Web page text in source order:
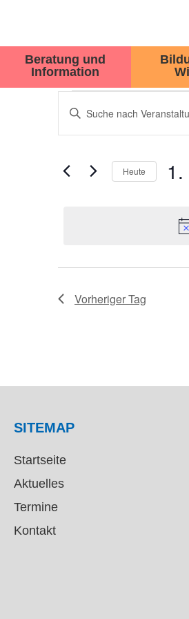
Beratung und
Information
SUCHE
Bitte
Schlüsselwort
Veranstaltungen
Schlüsselwort.
Heute
Vorheriger Tag
SITEMAP
Startseite
Aktuelles
Termine
Kontakt